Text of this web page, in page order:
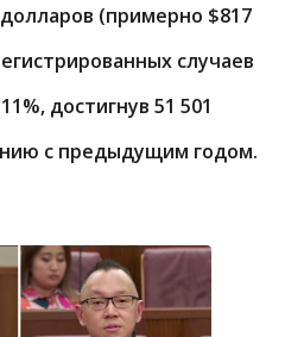
(примерно $817
случаев
достигнув 51 501
с предыдущим годом.